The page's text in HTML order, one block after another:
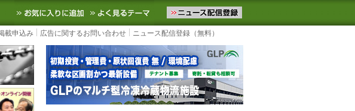
内外の最新の物流ニュースをお届けします。物流ニュースメール配信を登録す
お気に入りに追加 よく見るテーマ
載申込み 広告に関するお問い合わせ ニュース配信登録（無料）